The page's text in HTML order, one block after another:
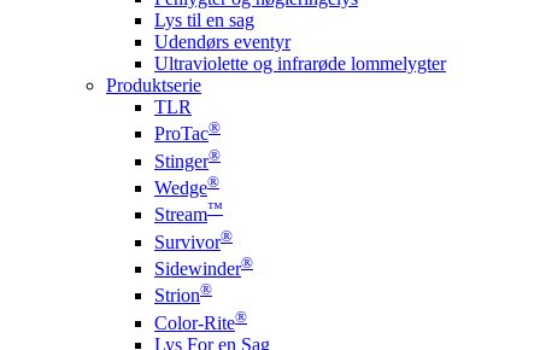
Lys til en sag
Udendørs eventyr
Ultraviolette og infrarøde lommelygter
Produktserie
TLR
ProTac®
Stinger®
Wedge®
Stream™
Survivor®
Sidewinder®
Strion®
Color-Rite®
Lys For en Sag